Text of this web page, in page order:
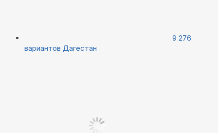
9 276
вариантов Дагестан